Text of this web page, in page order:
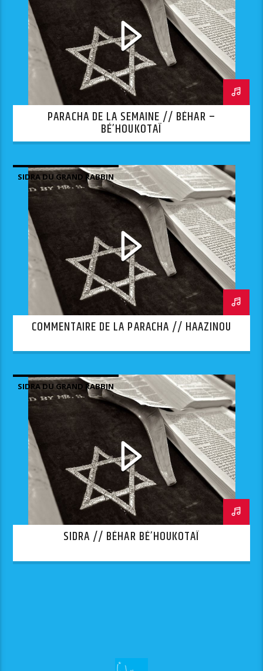
PARACHA DE LA SEMAINE // BÉHAR –
BÉ’HOUKOTAÏ
SIDRA DU GRAND RABBIN
COMMENTAIRE DE LA PARACHA // HAAZINOU
SIDRA DU GRAND RABBIN
SIDRA // BÉHAR BÉ’HOUKOTAÏ